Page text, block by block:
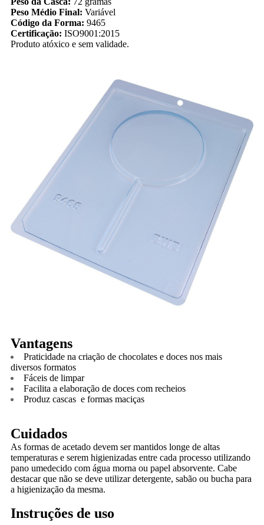
Peso Médio Final: Variável
Código da Forma: 9465
Certificação: ISO9001:2015
Produto atóxico e sem validade.
Vantagens
Praticidade na criação de chocolates e doces nos mais
diversos formatos
Fáceis de limpar
Facilita a elaboração de doces com recheios
Produz cascas e formas maciças
Cuidados
As formas de acetado devem ser mantidos longe de altas
temperaturas e serem higienizadas entre cada processo utilizando
pano umedecido com água morna ou papel absorvente. Cabe
destacar que não se deve utilizar detergente, sabão ou bucha para
a higienização da mesma.
Instruções de uso